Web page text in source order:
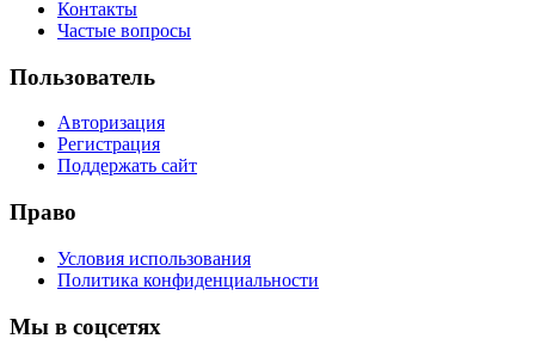
Контакты
Частые вопросы
Пользователь
Авторизация
Регистрация
Поддержать сайт
Право
Условия использования
Политика конфиденциальности
Мы в соцсетях